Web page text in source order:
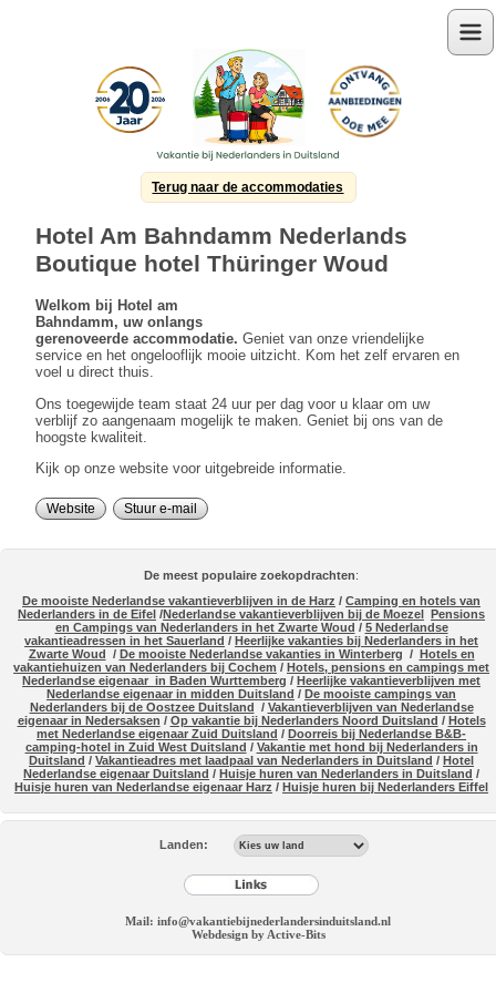
Menu
Terug naar de accommodaties
Hotel Am Bahndamm Nederlands
Boutique hotel Thüringer Woud
Welkom bij Hotel am
Bahndamm, uw onlangs
gerenoveerde accommodatie. Geniet van onze vriendelijke
service en het ongelooflijk mooie uitzicht. Kom het zelf ervaren en
voel u direct thuis.
Ons toegewijde team staat 24 uur per dag voor u klaar om uw
verblijf zo aangenaam mogelijk te maken. Geniet bij ons van de
hoogste kwaliteit.
Kijk op onze website voor uitgebreide informatie.
Website Stuur e-mail
De meest populaire zoekopdrachten:
De mooiste Nederlandse vakantieverblijven in de Harz /Camping en hotels van
Nederlanders in de Eifel /Nederlandse vakantieverblijven bij de Moezel
Pensions
en Campings van Nederlanders in het Zwarte Woud / 5 Nederlandse
vakantieadressen in het Sauerland / Heerlijke vakanties bij Nederlanders in het
Zwarte Woud
/ De mooiste Nederlandse vakanties in Winterberg /
Hotels en
vakantiehuizen van Nederlanders bij Cochem / Hotels, pensions en campings met
Nederlandse eigenaar in Baden Wurttemberg / Heerlijke vakantieverblijven met
Nederlandse eigenaar in midden Duitsland / De mooiste campings van
Nederlanders bij de Oostzee Duitsland
/ Vakantieverblijven van Nederlandse
eigenaar in Nedersaksen / Op vakantie bij Nederlanders Noord Duitsland / Hotels
met Nederlandse eigenaar Zuid Duitsland / Doorreis bij Nederlandse B&B-
camping-hotel in Zuid West Duitsland / Vakantie met hond bij Nederlanders in
Duitsland /Vakantieadres met laadpaal van Nederlanders in Duitsland / Hotel
Nederlandse eigenaar Duitsland / Huisje huren van Nederlanders in Duitsland /
Huisje huren van Nederlandse eigenaar Harz / Huisje huren bij Nederlanders Eiffel
Landen:
Mail: info@vakantiebijnederlandersinduitsland.nl
Webdesign by Active-Bits